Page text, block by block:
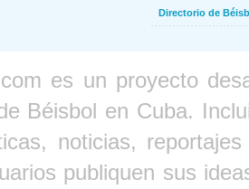
Directorio de
es un proyecto
Béisbol en Cuba.
noticias,
publiquen sus